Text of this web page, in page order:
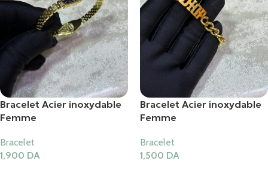
Bracelet Acier inoxydable
Femme
Bracelet
1,900 DA
Bracelet Acier inoxydable
Femme
Bracelet
1,500 DA